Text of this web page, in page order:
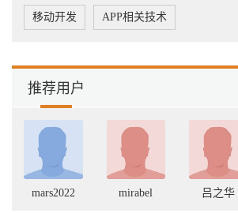
7.1.3 子元素 144
7.1.4 事件监听和调用 146
7.2 散点图的过渡效果 148
7.2.1 绘图准备 149
7.2.2 应用过渡的散点 150
7.2.3 绘制坐标轴 151
7.2.4 更新数据的事件 152
7.2.5 结果 153
第8章 交互 154
8.1 监听器 154
8.1.1 鼠标 156
移动开发 APP相关技术
推荐用户
mars2022 mirabel 吕之华